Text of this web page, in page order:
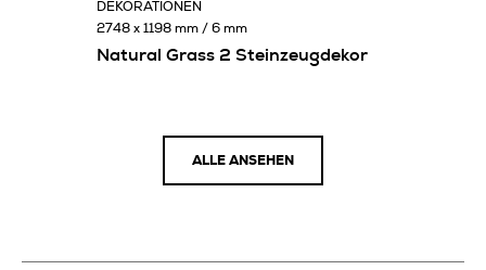
Natural Grass 2 Steinzeugdekor
DEKORATIONEN
2748 x 1198 mm / 6 mm
ALLE ANSEHEN